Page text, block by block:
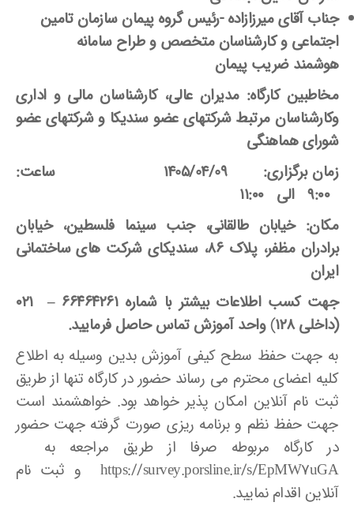
جناب آقای میرزازاده -رئیس گروه پیمان سازمان تامین
اجتماعی و کارشناسان متخصص و طراح سامانه
هوشمند ضریب پیمان
مخاطبین کارگاه:مدیران عالی، کارشناسان مالی و اداری
وکارشناسان مرتبط شرکتهای عضو سندیکا و شرکتهای عضو
شورای هماهنگی
زمان برگزاری: 1405/04/09
ساعت:
۹:۰۰ الی ۱۱:۰۰
مکان: خیابان طالقانی، جنب سینما فلسطین، خیابان
برادران مظفر، پلاک ۸۶، سندیکای شرکت های ساختمانی
ایران
جهت کسب اطلاعات بیشتر با شماره۶۶۴۶۴۲۶۱ –
۰۲۱
(داخلی۱۲۸)واحد آموزش تماس حاصل فرمایید.
به جهت حفظ سطح کیفی آموزش بدین وسیله به اطلاع
کلیه اعضای محترم می رساند حضور در کارگاه تنها از طریق
ثبت نام آنلاین امکان پذیر خواهد بود. خواهشمند است
جهت حفظ نظم و برنامه ریزی صورت گرفته جهت حضور
در کارگاه مربوطه صرفا از طریق مراجعه به
https://survey.porsline.ir/s/EpMW7uGA و ثبت نام
آنلاین اقدام نمایید.